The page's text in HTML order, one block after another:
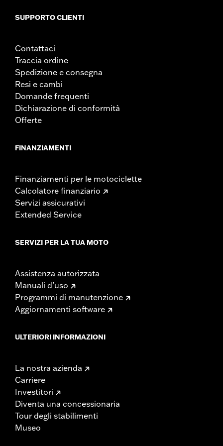
SUPPORTO CLIENTI
Contattaci
Traccia ordine
Spedizione e consegna
Resi e cambi
Domande frequenti
Dichiarazione di conformità
Offerte
FINANZIAMENTI
Finanziamenti per le motociclette
Calcolatore finanziario
Servizi assicurativi
Extended Service
SERVIZI PER LA TUA MOTO
Assistenza autorizzata
Manuali d’uso
Programmi di manutenzione
Aggiornamenti software
ULTERIORI INFORMAZIONI
La nostra azienda
Carriere
Investitori
Diventa una concessionaria
Tour degli stabilimenti
Museo